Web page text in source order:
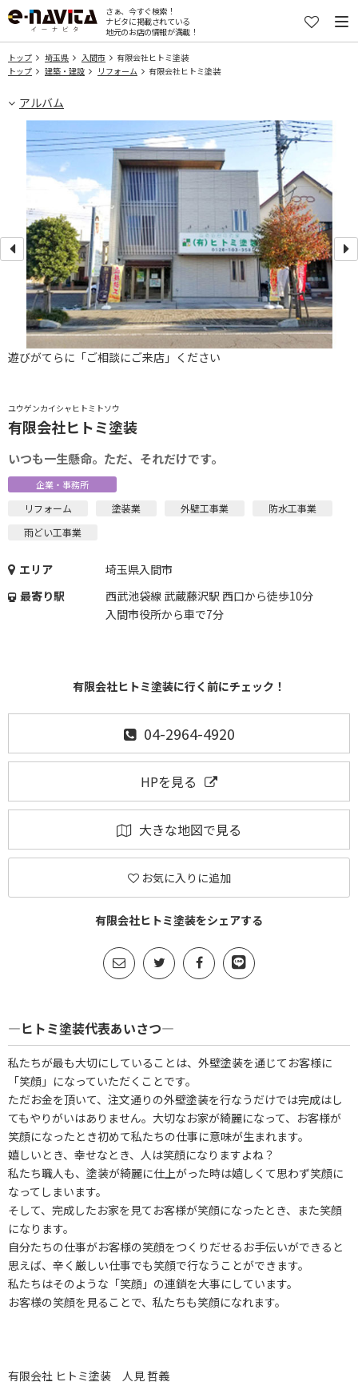
さぁ、今すぐ検索！
ナビタに掲載されている
地元のお店の情報が満載！
トップ 埼玉県 入間市
有限会社ヒトミ塗装
トップ
建築・建設 リフォーム 有限会社ヒトミ塗装
アルバム
ユウゲンカイシャヒトミトソウ
有限会社ヒトミ塗装
いつも一生懸命。ただ、それだけです。
企業・事務所
リフォーム 塗装業 外壁工事業
防水工事業
雨どい工事業
エリア
埼玉県入間市
最寄り駅
西武池袋線 武蔵藤沢駅 西口から徒歩10分
入間市役所から車で7分
有限会社ヒトミ塗装に行く前にチェック！
04-2964-4920
HPを見る
大きな地図で見る
お気に入りに追加
有限会社ヒトミ塗装をシェアする
遊びがてらに「ご相談にご来店」ください
―ヒトミ塗装代表あいさつ―
私たちが最も大切にしていることは、外壁塗装を通じてお客様に
「笑顔」になっていただくことです。
ただお金を頂いて、注文通りの外壁塗装を行なうだけでは完成はし
てもやりがいはありません。大切なお家が綺麗になって、お客様が
笑顔になったとき初めて私たちの仕事に意味が生まれます。
嬉しいとき、幸せなとき、人は笑顔になりますよね？
私たち職人も、塗装が綺麗に仕上がった時は嬉しくて思わず笑顔に
なってしまいます。
そして、完成したお家を見てお客様が笑顔になったとき、また笑顔
になります。
自分たちの仕事がお客様の笑顔をつくりだせるお手伝いができると
思えば、辛く厳しい仕事でも笑顔で行なうことができます。
私たちはそのような「笑顔」の連鎖を大事にしています。
お客様の笑顔を見ることで、私たちも笑顔になれます。
有限会社 ヒトミ塗装 人見 哲義